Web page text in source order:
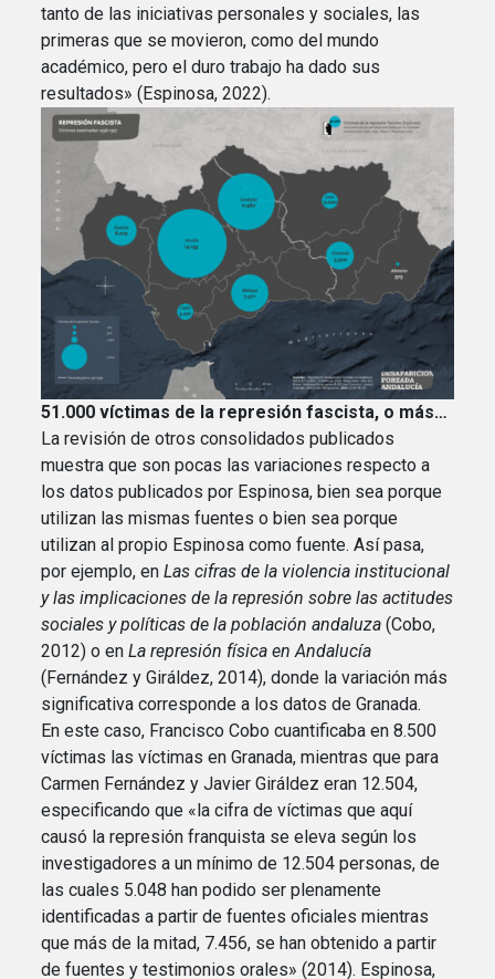
tanto de las iniciativas personales y sociales, las
primeras que se movieron, como del mundo
académico, pero el duro trabajo ha dado sus
resultados» (Espinosa, 2022).
51.000 víctimas de la represión fascista, o más…
La revisión de otros consolidados publicados
muestra que son pocas las variaciones respecto a
los datos publicados por Espinosa, bien sea porque
utilizan las mismas fuentes o bien sea porque
utilizan al propio Espinosa como fuente. Así pasa,
por ejemplo, enLas cifras de la violencia institucional
y las implicaciones de la represión sobre las actitudes
sociales y políticas de la población andaluza(Cobo,
2012) o enLa represión física en Andalucía
(Fernández y Giráldez, 2014), donde la variación más
significativa corresponde a los datos de Granada.
En este caso, Francisco Cobo cuantificaba en 8.500
víctimas las víctimas en Granada, mientras que para
Carmen Fernández y Javier Giráldez eran 12.504,
especificando que «la cifra de víctimas que aquí
causó la represión franquista se eleva según los
investigadores a un mínimo de 12.504 personas, de
las cuales 5.048 han podido ser plenamente
identificadas a partir de fuentes oficiales mientras
que más de la mitad, 7.456, se han obtenido a partir
de fuentes y testimonios orales» (2014). Espinosa,